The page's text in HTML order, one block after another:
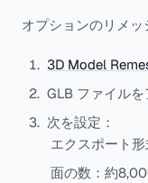
オプションのリメッ
3D Model
GLB ファイル
次を設定：
エクスポート形
面の数：約